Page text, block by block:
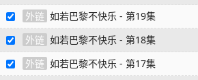
外链 如若巴黎不快乐 - 第19集
外链 如若巴黎不快乐 - 第18集
外链 如若巴黎不快乐 - 第17集